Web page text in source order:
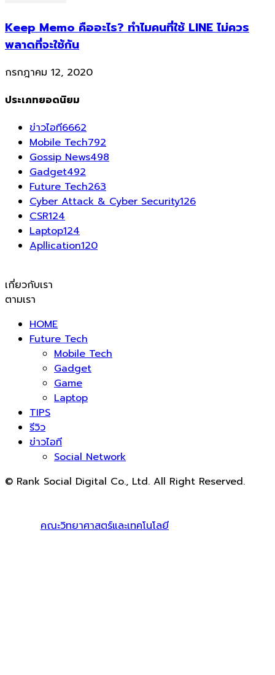
Keep Memo คืออะไร? ทำไมคนที่ใช้ LINE ไม่ควร
พลาดที่จะใช้กัน
กรกฎาคม 12, 2020
ประเภทยอดนิยม
ข่าวไอที6662
Mobile Tech792
Gossip News498
Gadget492
Future Tech263
Cyber Attack & Cyber Security126
CSR124
Laptop124
Apllication120
เกี่ยวกับเรา
ตามเรา
HOME
Future Tech
Mobile Tech
Gadget
Game
Laptop
TIPS
รีวิว
ข่าวไอที
Social Network
© Rank Social Digital Co., Ltd. All Right Reserved.
คณะวิทยาศาสตร์และเทคโนโลยี